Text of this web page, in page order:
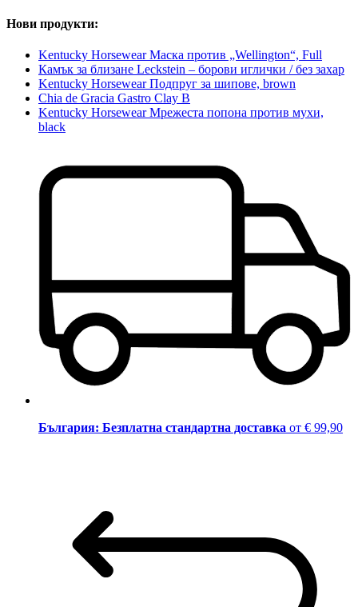
Нови продукти:
Kentucky Horsewear Маска против „Wellington“, Full
Камък за близане Leckstein – борови иглички / без захар
Kentucky Horsewear Подпруг за шипове, brown
Chia de Gracia Gastro Clay B
Kentucky Horsewear Мрежеста попона против мухи,
black
България: Безплатна стандартна доставка от € 99,90